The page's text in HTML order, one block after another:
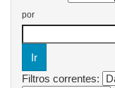
por
Filtros correntes: